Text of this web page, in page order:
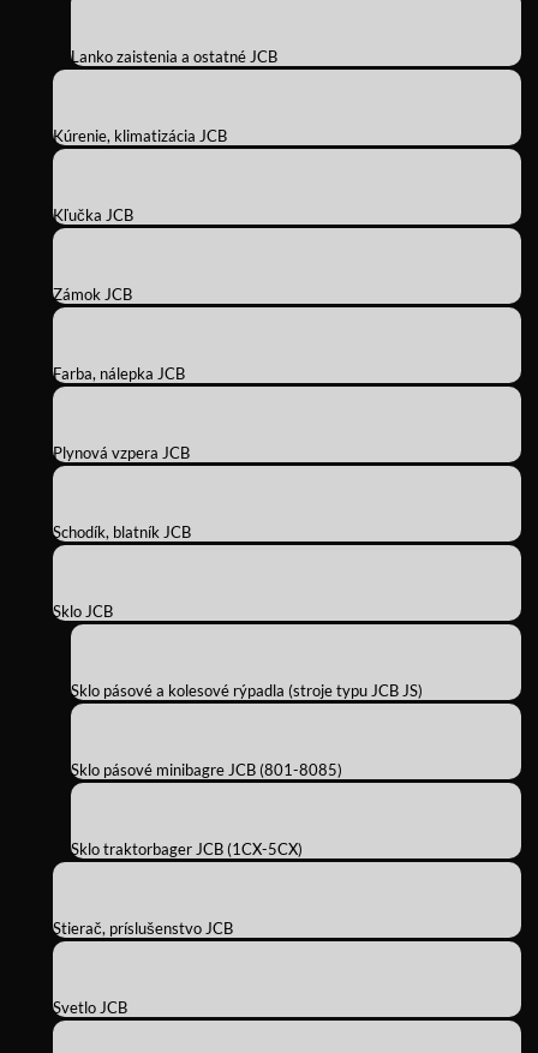
Lanko zaistenia a ostatné JCB
Kúrenie, klimatizácia JCB
Kľučka JCB
Zámok JCB
Farba, nálepka JCB
Plynová vzpera JCB
Schodík, blatník JCB
Sklo JCB
Sklo pásové a kolesové rýpadla (stroje typu JCB JS)
Sklo pásové minibagre JCB (801-8085)
Sklo traktorbager JCB (1CX-5CX)
Stierač, príslušenstvo JCB
Svetlo JCB